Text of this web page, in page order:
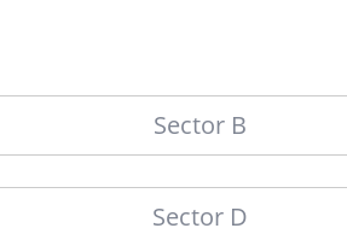
Sector B
Sector D